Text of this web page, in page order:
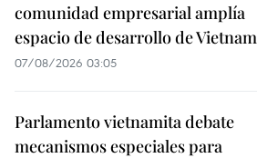
comunidad empresarial amplía
espacio de desarrollo de Vietnam
07/08/2026 03:05
Parlamento vietnamita debate
mecanismos especiales para